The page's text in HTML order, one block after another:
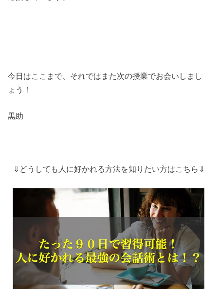
今日はここまで、それではまた次の授業でお会いしまし
ょう！
黒助
⇓どうしても人に好かれる方法を知りたい方はこちら⇓